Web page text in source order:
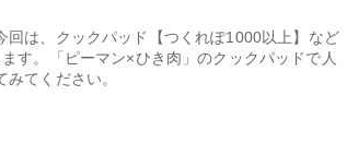
回は、クックパッド【つくれぽ1000以上】など
す。「ピーマン×ひき肉」のクックパッドで人
てください。